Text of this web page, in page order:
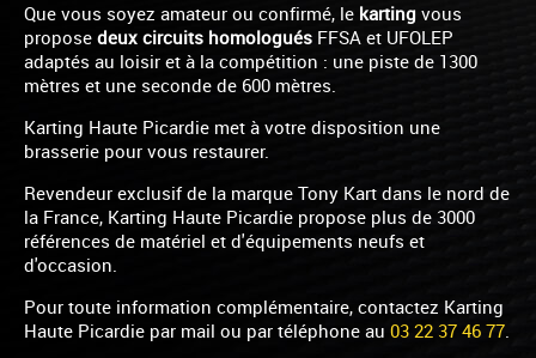
Que vous soyez amateur ou confirmé, le karting vous
propose deux circuits homologués FFSA et UFOLEP
adaptés au loisir et à la compétition : une piste de 1300
mètres et une seconde de 600 mètres.
Karting Haute Picardie met à votre disposition une
brasserie pour vous restaurer.
Revendeur exclusif de la marque Tony Kart dans le nord de
la France, Karting Haute Picardie propose plus de 3000
références de matériel et d'équipements neufs et
d'occasion.
Pour toute information complémentaire, contactez Karting
Haute Picardie par mail ou par téléphone au 03 22 37 46 77.